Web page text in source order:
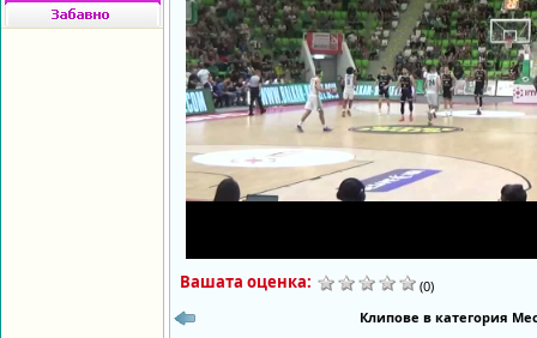
Вашата оценка:
(0)
Клипове в категория